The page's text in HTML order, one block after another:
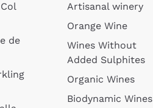
de
Artisanal winery
Orange Wine
Wines Without
Added Sulphites
Organic Wines
Biodynamic Wines